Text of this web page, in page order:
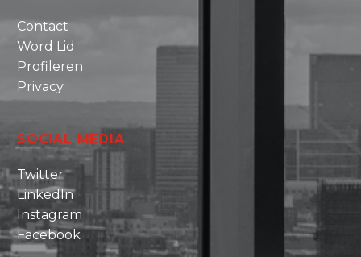
Contact
Word Lid
Profileren
Privacy
SOCIAL MEDIA
Twitter
LinkedIn
Instagram
Facebook